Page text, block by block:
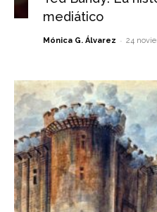
mediático
Mónica G. Álvarez - 24